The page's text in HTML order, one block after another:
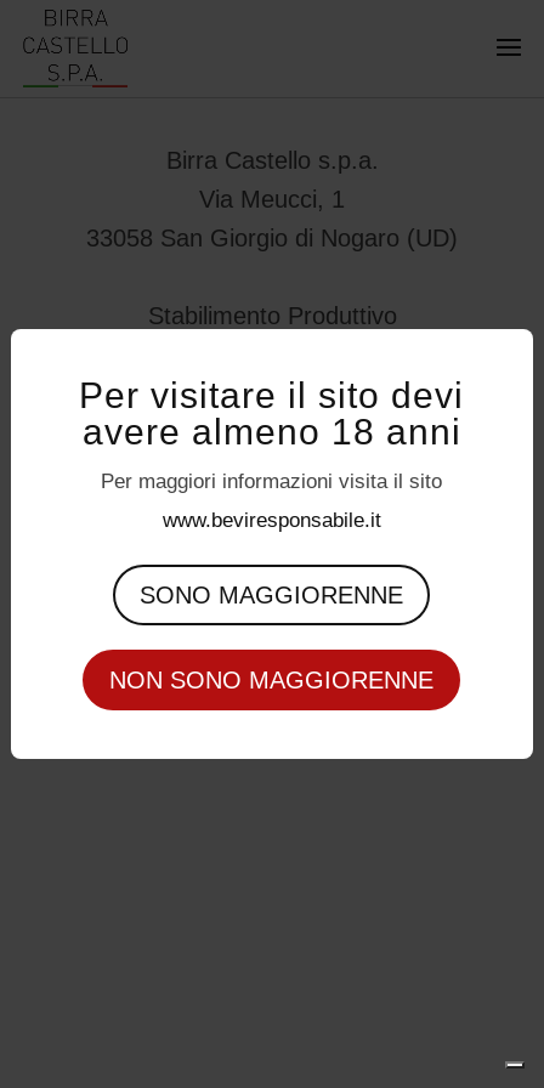
Birra Castello s.p.a.
Via Meucci, 1
33058 San Giorgio di Nogaro (UD)
Stabilimento Produttivo
32034 – Pedavena (BL)
servizioconsumatori@birracastello.it
Seguici su
P.I. 01994920302
Per visitare il sito devi
avere almeno 18 anni
Per maggiori informazioni visita il sito
www.beviresponsabile.it
SONO MAGGIORENNE
NON SONO MAGGIORENNE